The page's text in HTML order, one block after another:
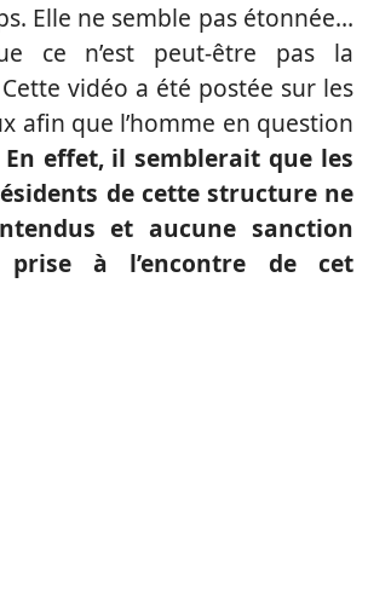
Elle ne semble pas étonnée…
ce n’est peut-être pas la
vidéo a été postée sur les
afin que l’homme en question
En effet, il semblerait que les
de cette structure ne
et aucune sanction
prise à l’encontre de cet